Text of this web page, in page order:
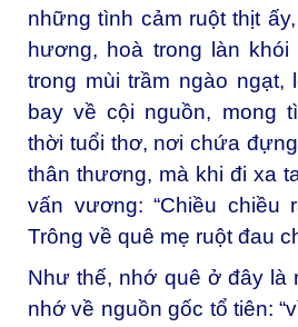
những tình cảm ruột thịt
hương, hoà trong làn
trong mùi trầm ngào ngạt,
bay về cội nguồn, mong
thời tuổi thơ, nơi chứa
thân thương, mà khi đi xa
vấn vương: “Chiều chiều
Trông về quê mẹ ruột đau
Như thế, nhớ quê ở đây là
nhớ về nguồn gốc tổ tiên: